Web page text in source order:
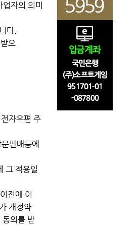
자의 의미
다.
으
자우편 주
판매등에
그 적용일
전에 이
개정약
의를 받